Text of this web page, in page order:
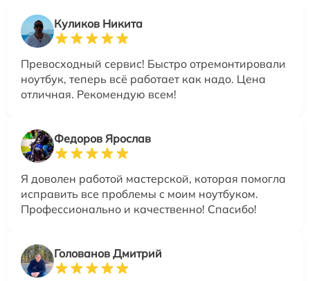
Куликов Никита
Превосходный сервис! Быстро отремонтировали
ноутбук, теперь всё работает как надо. Цена
отличная. Рекомендую всем!
Федоров Ярослав
Я доволен работой мастерской, которая помогла
исправить все проблемы с моим ноутбуком.
Профессионально и качественно! Спасибо!
Голованов Дмитрий